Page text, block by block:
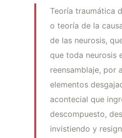
Teoría traumática
o teoría de la
de las neurosis,
que toda neurosis
reensamblaje, por
elementos
acontecial que
descompuesto,
invistiendo y